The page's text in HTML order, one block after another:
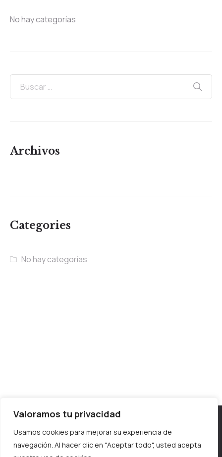
Valoramos tu privacidad
Usamos cookies para mejorar su experiencia de
navegación. Al hacer clic en "Aceptar todo", usted acepta
No hay categorías
Archivos
Categories
No hay categorías
Horario – Invierno
Lunes y martes 10:00 a 13:30 – 16:00 a 19:00
Miércoles y jueves 10:00 a 19:00